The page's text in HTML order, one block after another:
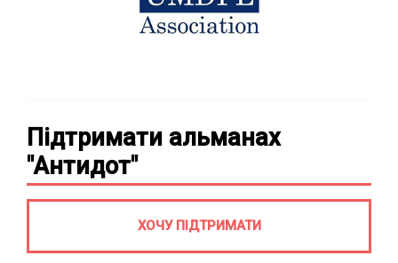
Підтримати альманах
"Антидот"
ХОЧУ ПІДТРИМАТИ